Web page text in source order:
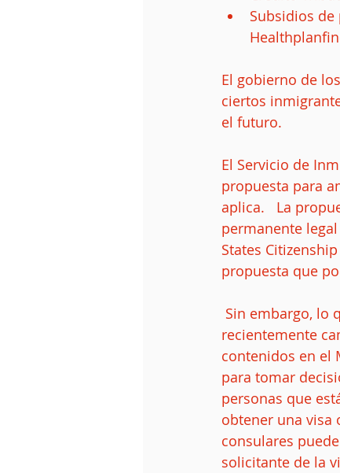
Subsidios
El gobierno de
ciertos
el futuro.
El Servicio de
propuesta para
aplica.   La
permanente
States
propuesta que
recientemente
contenidos en el
para tomar
personas que
obtener una visa
consulares
solicitante de la